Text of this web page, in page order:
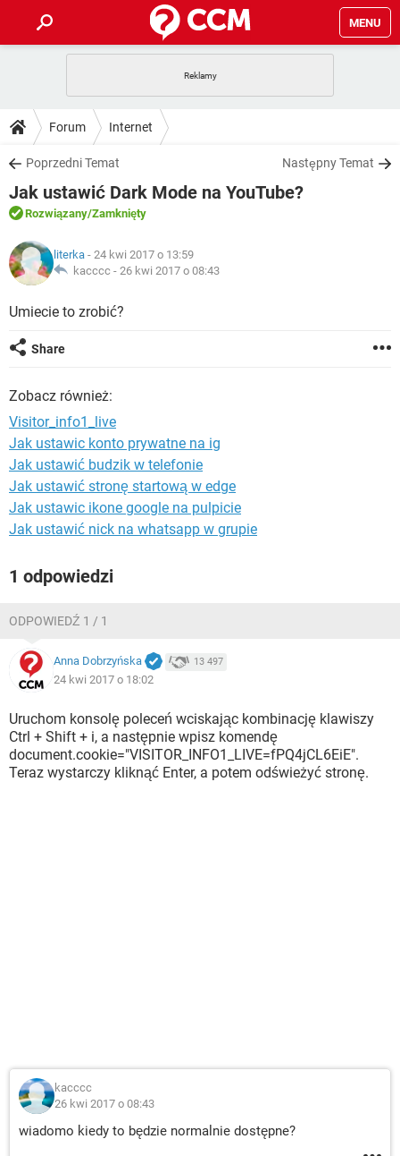
MENU
GRY
SPOTIFY
INSTAGRAM FACEBOOK
WINDOWS 10
PORADY
PlayStation
SPOTIFY
INSTAGRAM
WINDOWS 10
DO POBRANIA
ANDROID TIKTOK
GRY
IOS
INSTAGRAM
WINDOWS 10
FORUM
COVID-19
GRY WHATSAPP
ARTYKUŁY
COVID-19
GRY
SPOTIFY
Forum Internet
Poprzedni Temat Następny Temat
Jak ustawić Dark Mode na YouTube?
Rozwiązany/Zamknięty
literka - 24 kwi 2017 o 13:59
kacccc - 26 kwi 2017 o 08:43
Umiecie to zrobić?
Share
Zobacz również:
Visitor_info1_live
Jak ustawic konto prywatne na ig
Jak ustawić budzik w telefonie
Jak ustawić stronę startową w edge
Jak ustawic ikone google na pulpicie
Jak ustawić nick na whatsapp w grupie
1 odpowiedzi
ODPOWIEDŹ 1 / 1
Anna Dobrzyńska 13 497
24 kwi 2017 o 18:02
Uruchom konsolę poleceń wciskając kombinację klawiszy
Ctrl + Shift + i, a następnie wpisz komendę
document.cookie="VISITOR_INFO1_LIVE=fPQ4jCL6EiE".
Teraz wystarczy kliknąć Enter, a potem odświeżyć stronę.
kacccc
26 kwi 2017 o 08:43
wiadomo kiedy to będzie normalnie dostępne?